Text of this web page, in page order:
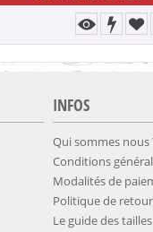
INFOS
Qui sommes nous
Conditions
​Modalités de
​Politique de retour
​​Le guide des tailles